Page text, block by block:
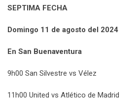
SEPTIMA FECHA
Domingo 11 de agosto del 2024
En San Buenaventura
9h00 San Silvestre vs Vélez
11h00 United vs Atlético de Madrid